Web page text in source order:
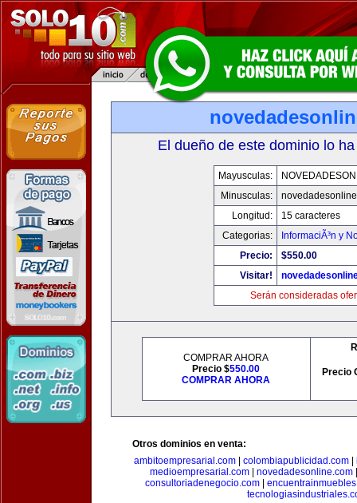
El dueño de este dominio lo
Mayusculas:
Minusculas:
Longitud:
15 caracteres
Categorias:
InformaciÃ³n y
Precio:
$550.00
Visitar!
Serán consideradas
COMPRAR AHORA
Precio $550.00
COMPRAR AHORA
Precio
Otros dominios en venta:
ambitoempresarial.com| colombiapublicidad.com|
medioempresarial.com| novedadesonline.com
consultoriadenegocio.com|